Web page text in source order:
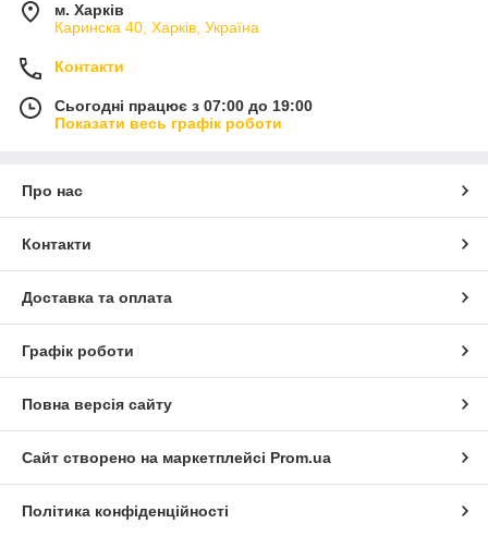
м. Харків
Каринска 40, Харків, Україна
Контакти
Сьогодні працює з 07:00 до 19:00
Показати весь графік роботи
Про нас
Контакти
Доставка та оплата
Графік роботи
Повна версія сайту
Сайт створено на маркетплейсі Prom.ua
Політика конфіденційності